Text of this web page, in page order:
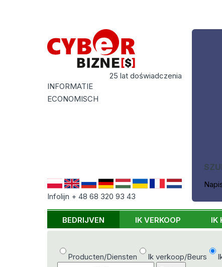
25 lat doświadczenia
INFORMATIE
ECONOMISCH
Infolijn + 48 68 320 93 43
BEDRIJVEN IK VERKOOP IK
Producten/Diensten Ik verkoop/Beurs